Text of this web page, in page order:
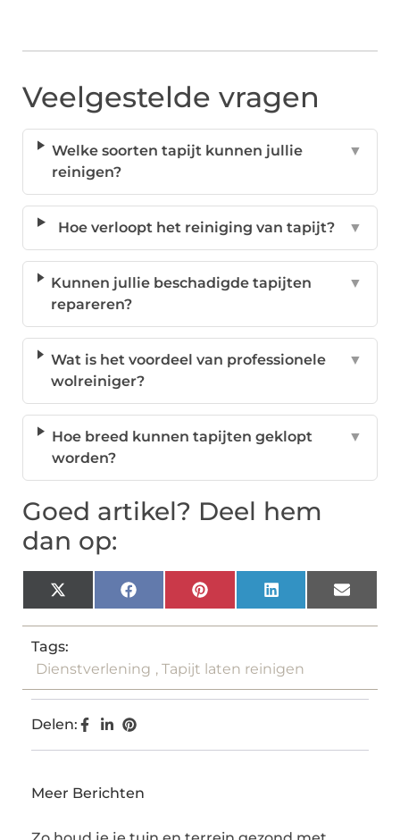
Veelgestelde vragen
Welke soorten tapijt kunnen jullie
reinigen?
▼
Hoe verloopt het reiniging van tapijt? ▼
Kunnen jullie beschadigde tapijten
repareren?
▼
Wat is het voordeel van professionele
wolreiniger?
▼
Hoe breed kunnen tapijten geklopt
worden?
▼
Goed artikel? Deel hem
dan op:
X
(Twitter)
FacebookPinterestLinkedIn Email
Tags:
Dienstverlening , Tapijt laten reinigen
Delen:
Meer Berichten